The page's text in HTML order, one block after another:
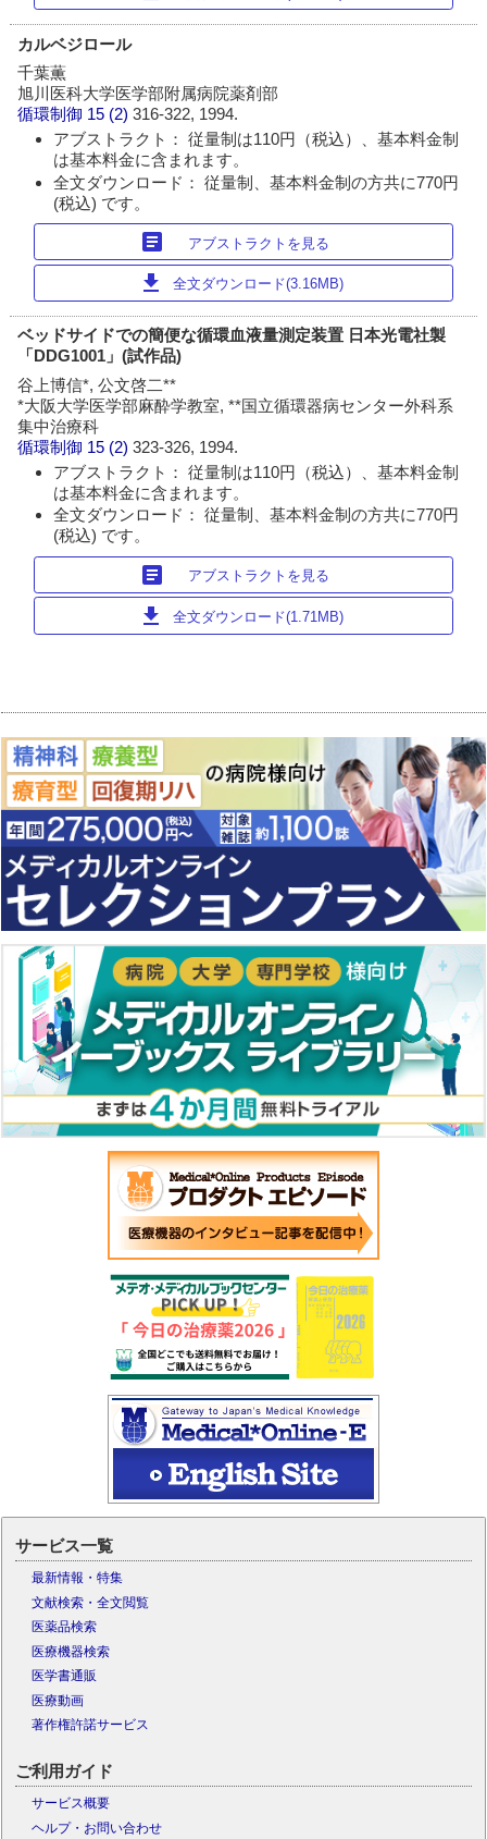
カルベジロール
千葉薫
旭川医科大学医学部附属病院薬剤部
循環制御 15 (2)316-322, 1994.
アブストラクト： 従量制は110円（税込）、基本料金制
は基本料金に含まれます。
全文ダウンロード： 従量制、基本料金制の方共に770円
(税込) です。
article アブストラクトを見る
download 全文ダウンロード(3.16MB)
ベッドサイドでの簡便な循環血液量測定装置 日本光電社製
「DDG1001」(試作品)
谷上博信*, 公文啓二**
*大阪大学医学部麻酔学教室, **国立循環器病センター外科系
集中治療科
循環制御 15 (2)323-326, 1994.
アブストラクト： 従量制は110円（税込）、基本料金制
は基本料金に含まれます。
全文ダウンロード： 従量制、基本料金制の方共に770円
(税込) です。
article アブストラクトを見る
download 全文ダウンロード(1.71MB)
サービス一覧
最新情報・特集
文献検索・全文閲覧
医薬品検索
医療機器検索
医学書通販
医療動画
著作権許諾サービス
ご利用ガイド
サービス概要
ヘルプ・お問い合わせ